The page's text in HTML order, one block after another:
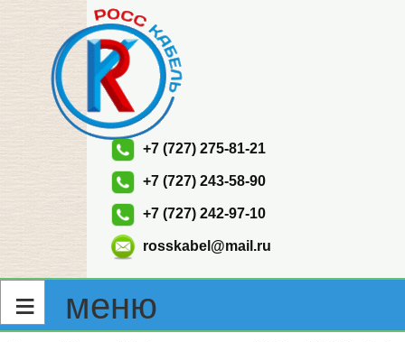
+7 (727) 275-81-21
+7 (727) 243-58-90
+7 (727) 242-97-10
rosskabel@mail.ru
≡ меню